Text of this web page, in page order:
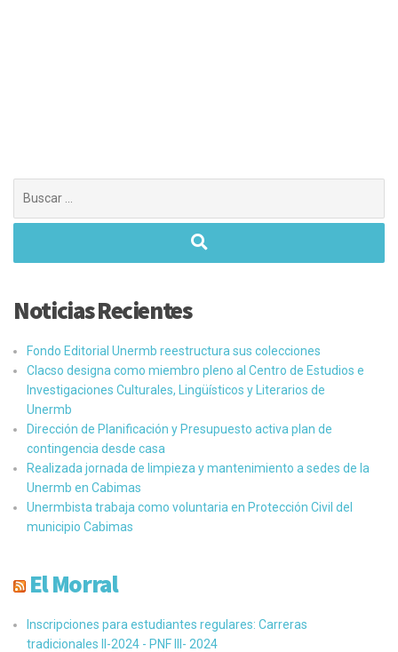
Noticias Recientes
Fondo Editorial Unermb reestructura sus colecciones
Clacso designa como miembro pleno al Centro de Estudios e
Investigaciones Culturales, Lingüísticos y Literarios de
Unermb
Dirección de Planificación y Presupuesto activa plan de
contingencia desde casa
Realizada jornada de limpieza y mantenimiento a sedes de la
Unermb en Cabimas
Unermbista trabaja como voluntaria en Protección Civil del
municipio Cabimas
El Morral
Inscripciones para estudiantes regulares: Carreras
tradicionales II-2024 - PNF III- 2024